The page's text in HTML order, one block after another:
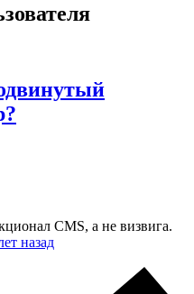
CMS, а не визвига.
назад